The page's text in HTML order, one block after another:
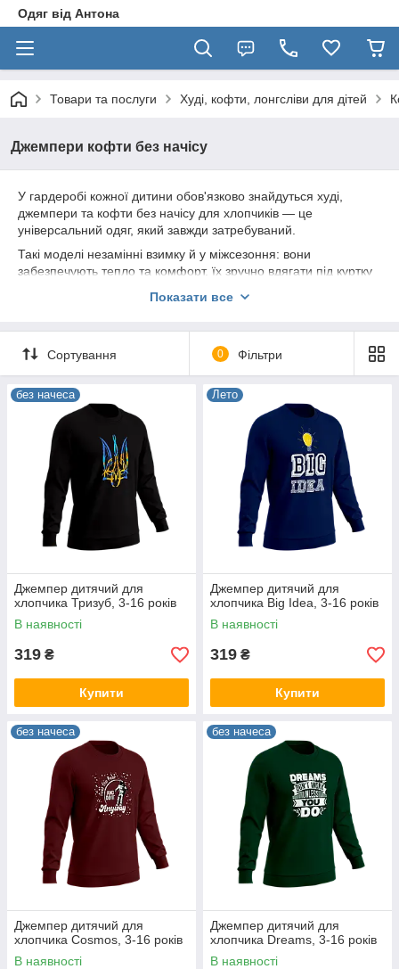
Одяг від Антона
Товари та послуги Худі, кофти, лонгсліви для дітей
Джемпери кофти без начісу
У гардеробі кожної дитини обов'язково знайдуться худі,
джемпери та кофти без начісу для хлопчиків — це
універсальний одяг, який завжди затребуваний.
Такі моделі незамінні взимку й у міжсезоння: вони
забезпечують тепло та комфорт, їх зручно вдягати під куртку
холодну погоду. Практичні та стильні, вони підходять для
Показати все
Сортування 0 Фільтри
без начеса
Джемпер дитячий для
хлопчика Тризуб, 3-16 років
В наявності
319 ₴
Купити
Лето
Джемпер дитячий для
хлопчика Big Idea, 3-16 років
В наявності
319 ₴
Купити
без начеса
Джемпер дитячий для
хлопчика Cosmos, 3-16 років
В наявності
без начеса
Джемпер дитячий для
хлопчика Dreams, 3-16 років
В наявності